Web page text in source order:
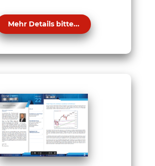
Mehr Details bitte...